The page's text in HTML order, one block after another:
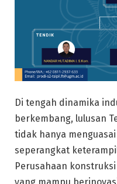
Di tengah dinamika
berkembang, lulusan
tidak hanya
seperangkat
Perusahaan